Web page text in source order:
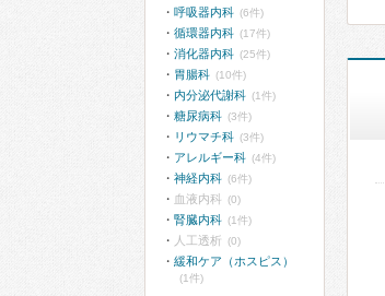
呼吸器内科 (6件)
循環器内科 (17件)
消化器内科 (25件)
胃腸科 (10件)
内分泌代謝科 (1件)
糖尿病科 (3件)
リウマチ科 (3件)
アレルギー科 (4件)
神経内科 (6件)
血液内科 (0)
腎臓内科 (1件)
人工透析 (0)
緩和ケア（ホスピス）
(1件)